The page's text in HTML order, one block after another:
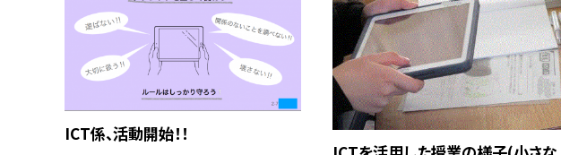
ICT係、活動開始！！